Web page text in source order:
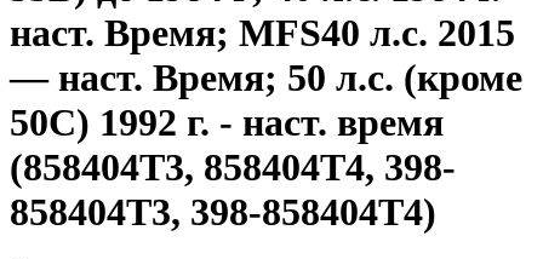
наст. Время; MFS40 л.с. 2015
— наст. Время; 50 л.с. (кроме
50C) 1992 г. - наст. время
(858404T3, 858404T4, 398-
858404T3, 398-858404T4)